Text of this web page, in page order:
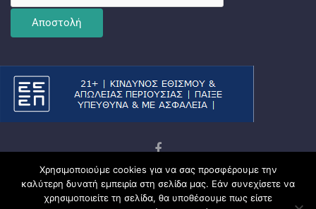
Copyright © 2026Ματσωμένος Γάτος – Όλα για το
Στοίχημα
Χρησιμοποιούμε cookies για να σας προσφέρουμε την
καλύτερη δυνατή εμπειρία στη σελίδα μας. Εάν συνεχίσετε να
χρησιμοποιείτε τη σελίδα, θα υποθέσουμε πως είστε